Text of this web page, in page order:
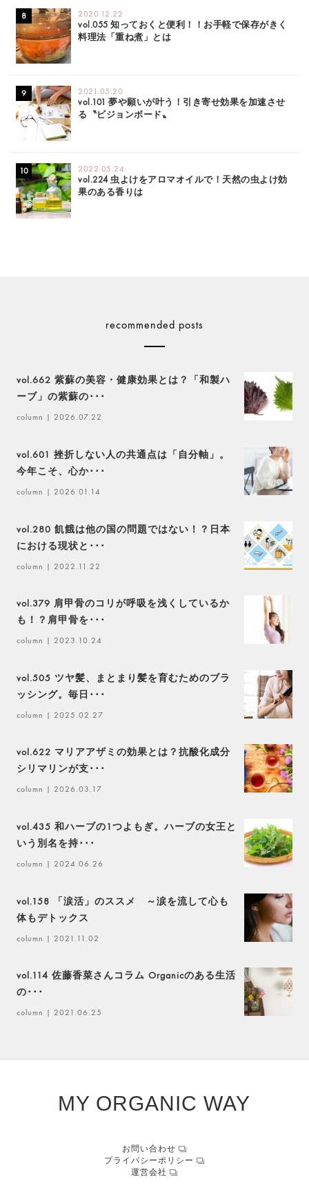
2020.12.22
vol.055 知っておくと便利！！お手軽で保存がきく
料理法「重ね煮」とは
2021.05.20
vol.101 夢や願いが叶う！引き寄せ効果を加速させ
る〝ビジョンボード〟
2022.05.24
vol.224 虫よけをアロマオイルで！天然の虫よけ効
果のある香りは
recommended posts
vol.662 紫蘇の美容・健康効果とは？「和製ハ
ーブ」の紫蘇の･･･
column | 2026.07.22
vol.601 挫折しない人の共通点は「自分軸」。
今年こそ、心か･･･
column | 2026.01.14
vol.280 飢餓は他の国の問題ではない！？日本
における現状と･･･
column | 2022.11.22
vol.379 肩甲骨のコリが呼吸を浅くしているか
も！？肩甲骨を･･･
column | 2023.10.24
vol.505 ツヤ髪、まとまり髪を育むためのブラ
ッシング。毎日･･･
column | 2025.02.27
vol.622 マリアアザミの効果とは？抗酸化成分
シリマリンが支･･･
column | 2026.03.17
vol.435 和ハーブの1つよもぎ。ハーブの女王と
いう別名を持･･･
column | 2024.06.26
vol.158 「涙活」のススメ ～涙を流して心も
体もデトックス
column | 2021.11.02
vol.114 佐藤香菜さんコラム Organicのある生活
の･･･
column | 2021.06.25
MY ORGANIC WAY
お問い合わせ
プライバシーポリシー
運営会社